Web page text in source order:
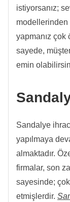
istiyorsanız;
modellerinden
yapmanız çok
sayede,
emin
Sandalye
yapılmaya
almaktadır.
firmalar, son
sayesinde;
etmişlerdir.